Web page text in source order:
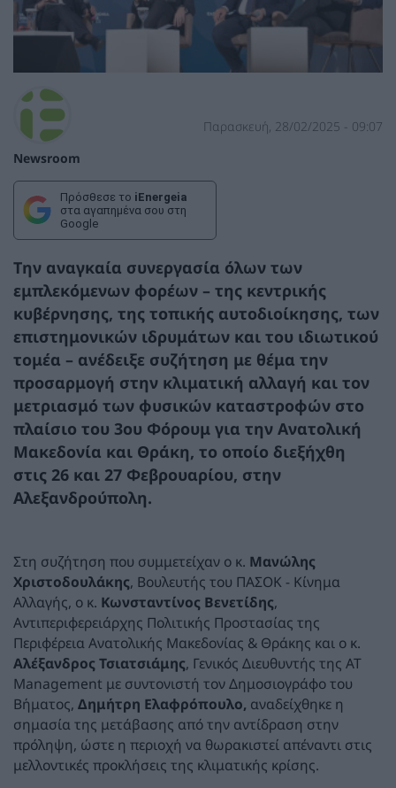
Newsroom
Παρασκευή, 28/02/2025 - 09:07
Πρόσθεσε το iEnergeia
στα αγαπημένα σου στη
Google
Την αναγκαία συνεργασία όλων των
εμπλεκόμενων φορέων – της κεντρικής
κυβέρνησης, της τοπικής αυτοδιοίκησης, των
επιστημονικών ιδρυμάτων και του ιδιωτικού
τομέα – ανέδειξε συζήτηση με θέμα την
προσαρμογή στην κλιματική αλλαγή και τον
μετριασμό των φυσικών καταστροφών στο
πλαίσιο του 3ου Φόρουμ για την Ανατολική
Μακεδονία και Θράκη, το οποίο διεξήχθη
στις 26 και 27 Φεβρουαρίου, στην
Αλεξανδρούπολη.
Στη συζήτηση που συμμετείχαν ο κ. Μανώλης
Χριστοδουλάκης, Βουλευτής του ΠΑΣΟΚ - Κίνημα
Αλλαγής, ο κ. Κωνσταντίνος Βενετίδης,
Αντιπεριφερειάρχης Πολιτικής Προστασίας της
Περιφέρεια Ανατολικής Μακεδονίας & Θράκης και ο κ.
Αλέξανδρος Τσιατσιάμης, Γενικός Διευθυντής της AT
Management με συντονιστή τον Δημοσιογράφο του
Βήματος, Δημήτρη Ελαφρόπουλο, αναδείχθηκε η
σημασία της μετάβασης από την αντίδραση στην
πρόληψη, ώστε η περιοχή να θωρακιστεί απέναντι στις
μελλοντικές προκλήσεις της κλιματικής κρίσης.